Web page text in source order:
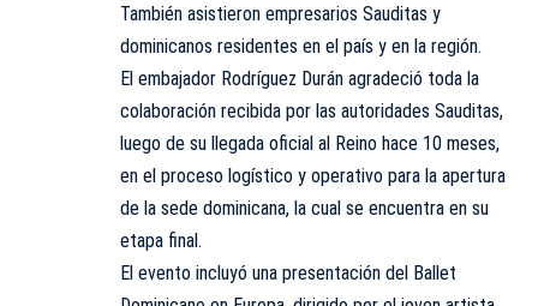
También asistieron empresarios Sauditas y
dominicanos residentes en el país y en la región.
El embajador Rodríguez Durán agradeció toda la
colaboración recibida por las autoridades Sauditas,
luego de su llegada oficial al Reino hace 10 meses,
en el proceso logístico y operativo para la apertura
de la sede dominicana, la cual se encuentra en su
etapa final.
El evento incluyó una presentación del Ballet